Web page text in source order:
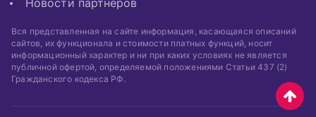
Вся представленная на сайте информация, касающаяся описаний
сайтов, их функционала и стоимости платных функций, носит
информационный характер и ни при каких условиях не является
публичной офертой, определяемой положениями Статьи 437 (2)
Гражданского кодекса РФ.